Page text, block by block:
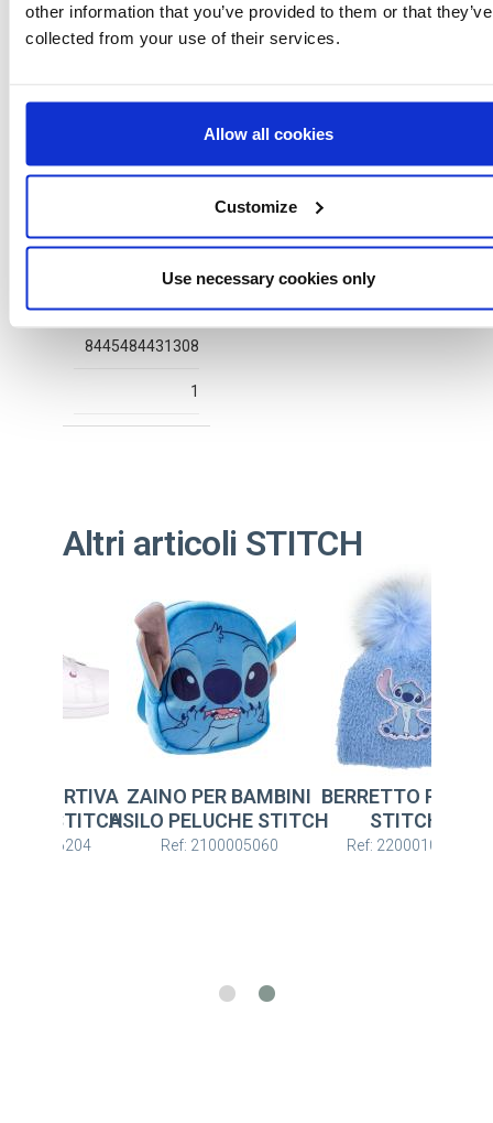
other information that you’ve provided to them or that they’ve
collected from your use of their services.
Allow all cookies
Customize
Use necessary cookies only
8445484431308
1
Altri articoli STITCH
SPORTIVA
PVC STITCH
2300006204
ZAINO PER BAMBINI
ASILO PELUCHE STITCH
Ref: 2100005060
BERRETTO PUNTO
STITCH
Ref: 2200010279